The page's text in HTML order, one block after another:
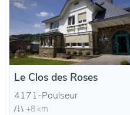
Le Clos des Roses
4171-Poulseur
+8 km